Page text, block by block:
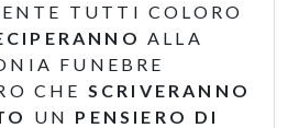
TUTTI COLORO
ALLA
FUNEBRE
CHE SCRIVERANNO
UN PENSIERO DI